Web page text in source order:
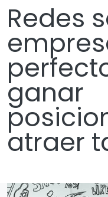
Redes
ganar
atraer